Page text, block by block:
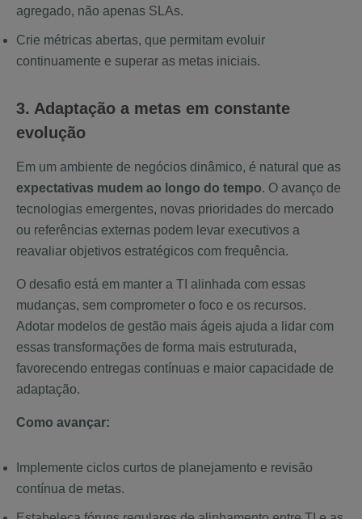
agregado, não apenas SLAs.
Crie métricas abertas, que permitam evoluir
continuamente e superar as metas iniciais.
3. Adaptação a metas em constante
evolução
Em um ambiente de negócios dinâmico, é natural que as
expectativas mudem ao longo do tempo. O avanço de
tecnologias emergentes, novas prioridades do mercado
ou referências externas podem levar executivos a
reavaliar objetivos estratégicos com frequência.
O desafio está em manter a TI alinhada com essas
mudanças, sem comprometer o foco e os recursos.
Adotar modelos de gestão mais ágeis ajuda a lidar com
essas transformações de forma mais estruturada,
favorecendo entregas contínuas e maior capacidade de
adaptação.
Como avançar:
Implemente ciclos curtos de planejamento e revisão
contínua de metas.